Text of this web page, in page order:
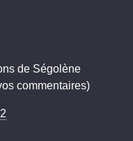
de Ségolène
commentaires)